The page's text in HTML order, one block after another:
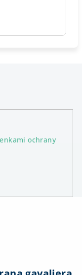
ochrany